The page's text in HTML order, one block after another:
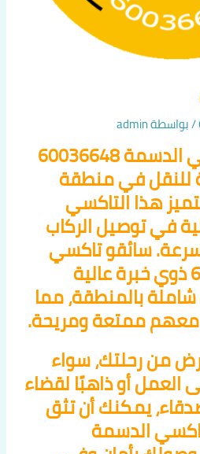
/ بواسطةadmin
تُعتبر خدمات تاكسي الدسمة 60036648
للنقل في منطقة
هذا التاكسي
في توصيل الركاب
سائقو تاكسي
الدسمة 60036648 ذوي خبرة عالية
بالمنطقة، مما
معهم ممتعة ومريحة.
من رحلتك، سواء
أو ذاهبًا لقضاء
يمكنك أن تثق
الدسمة